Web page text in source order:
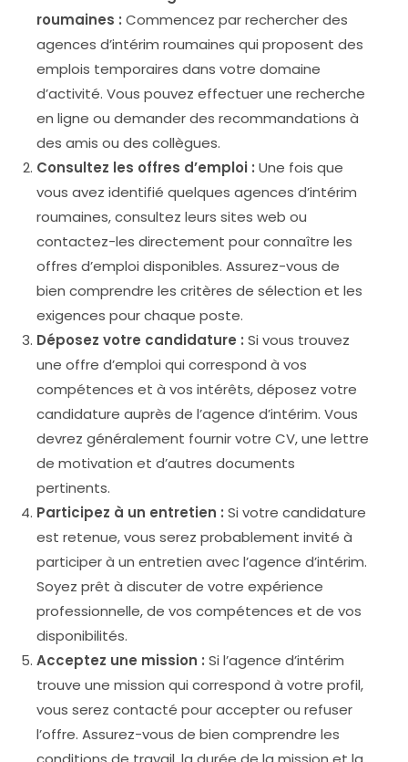
roumaines : Commencez par rechercher des
agences d’intérim roumaines qui proposent des
emplois temporaires dans votre domaine
d’activité. Vous pouvez effectuer une recherche
en ligne ou demander des recommandations à
des amis ou des collègues.
Consultez les offres d’emploi : Une fois que
vous avez identifié quelques agences d’intérim
roumaines, consultez leurs sites web ou
contactez-les directement pour connaître les
offres d’emploi disponibles. Assurez-vous de
bien comprendre les critères de sélection et les
exigences pour chaque poste.
Déposez votre candidature : Si vous trouvez
une offre d’emploi qui correspond à vos
compétences et à vos intérêts, déposez votre
candidature auprès de l’agence d’intérim. Vous
devrez généralement fournir votre CV, une lettre
de motivation et d’autres documents
pertinents.
Participez à un entretien : Si votre candidature
est retenue, vous serez probablement invité à
participer à un entretien avec l’agence d’intérim.
Soyez prêt à discuter de votre expérience
professionnelle, de vos compétences et de vos
disponibilités.
Acceptez une mission : Si l’agence d’intérim
trouve une mission qui correspond à votre profil,
vous serez contacté pour accepter ou refuser
l’offre. Assurez-vous de bien comprendre les